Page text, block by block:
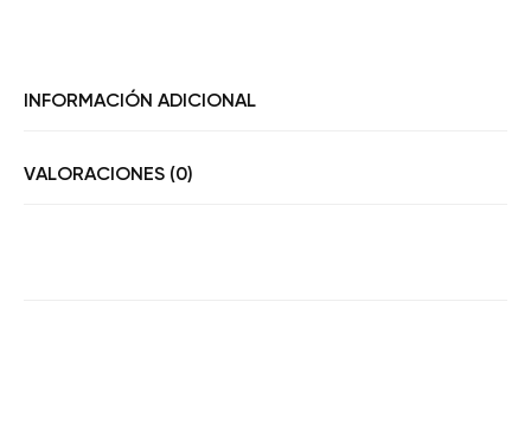
INFORMACIÓN ADICIONAL
VALORACIONES (0)